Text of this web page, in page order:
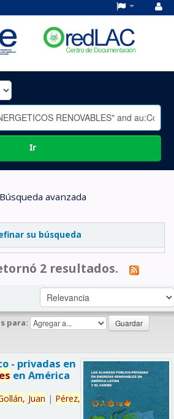
Ir
Búsqueda avanzada
su búsqueda
2 resultados.
para:
- privadas en
en América
Juan | Pérez,